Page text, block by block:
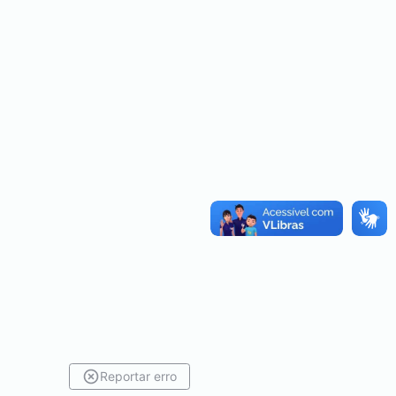
Reportar erro